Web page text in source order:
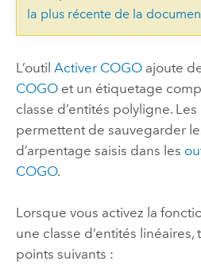
la plus récente de la
L’outil Activer COGOajoute
COGOet un étiquetage
classe d’entités polyligne.
permettent de sauvegarder
d’arpentage saisis dans les
COGO.
Lorsque vous activez la
une classe d’entités
points suivants :